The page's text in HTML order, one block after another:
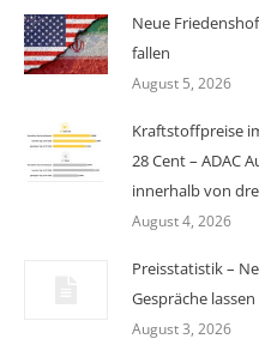
Neue
fallen
August 5, 2026
Kraftstoffpreise
28 Cent – ADAC
innerhalb von
August 4, 2026
Preisstatistik –
Gespräche
August 3, 2026